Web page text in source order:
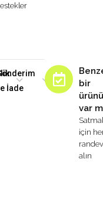
İade
bir
var
için
alın